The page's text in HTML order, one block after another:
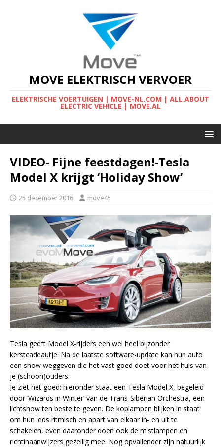
MOVE ELEKTRISCH VERVOER
ELEKTRISCHE VOERTUIGEN | MOVE-NL.COM | ALL ABOUT
ELECTRIC VEHICLE | MOVE.AL
VIDEO- Fijne feestdagen!-Tesla
Model X krijgt ‘Holiday Show’
25 december 2016 move45
Tesla geeft Model X-rijders een wel heel bijzonder
kerstcadeautje. Na de laatste software-update kan hun auto
een show weggeven die het vast goed doet voor het huis van
je (schoon)ouders.
Je ziet het goed: hieronder staat een Tesla Model X, begeleid
door ‘Wizards in Winter’ van de Trans-Siberian Orchestra, een
lichtshow ten beste te geven. De koplampen blijken in staat
om hun leds ritmisch en apart van elkaar in- en uit te
schakelen, even daaronder doen ook de mistlampen en
richtinaanwijzers gezellig mee. Nog opvallender zijn natuurlijk